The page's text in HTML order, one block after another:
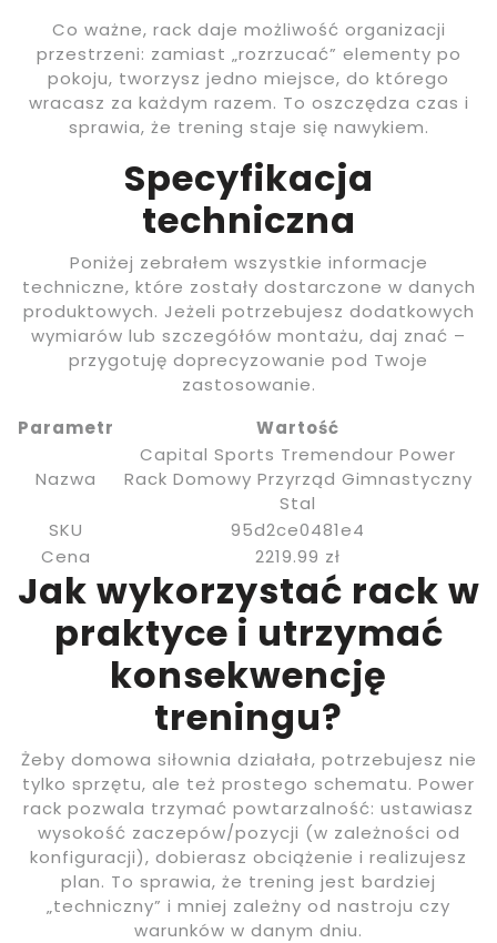
Co ważne, rack daje możliwość organizacji
przestrzeni: zamiast „rozrzucać” elementy po
pokoju, tworzysz jedno miejsce, do którego
wracasz za każdym razem. To oszczędza czas i
sprawia, że trening staje się nawykiem.
Specyfikacja
techniczna
Poniżej zebrałem wszystkie informacje
techniczne, które zostały dostarczone w danych
produktowych. Jeżeli potrzebujesz dodatkowych
wymiarów lub szczegółów montażu, daj znać –
przygotuję doprecyzowanie pod Twoje
zastosowanie.
Parametr
Wartość
Nazwa
Capital Sports Tremendour Power
Rack Domowy Przyrząd Gimnastyczny
Stal
SKU
95d2ce0481e4
Cena
2219.99 zł
Jak wykorzystać rack w
praktyce i utrzymać
konsekwencję
treningu?
Żeby domowa siłownia działała, potrzebujesz nie
tylko sprzętu, ale też prostego schematu. Power
rack pozwala trzymać powtarzalność: ustawiasz
wysokość zaczepów/pozycji (w zależności od
konfiguracji), dobierasz obciążenie i realizujesz
plan. To sprawia, że trening jest bardziej
„techniczny” i mniej zależny od nastroju czy
warunków w danym dniu.